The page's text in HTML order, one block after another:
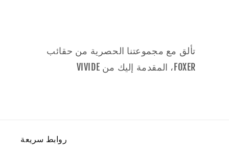
تألق مع مجموعتنا الحصرية من حقائب
FOXER، المقدمة إليك من VIVIDE
روابط سريعة